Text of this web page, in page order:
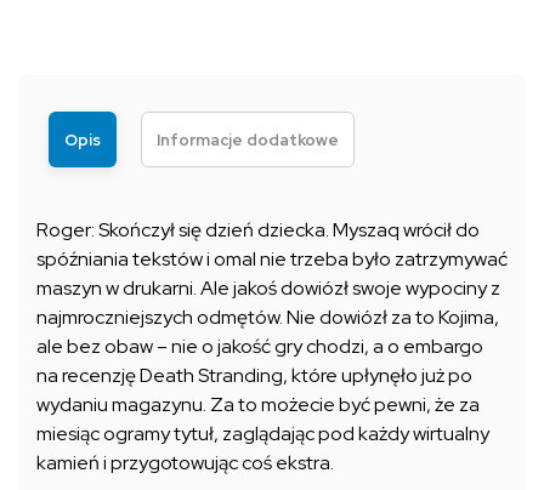
Opis Informacje dodatkowe
Roger: Skończył się dzień dziecka. Myszaq wrócił do
spóźniania tekstów i omal nie trzeba było zatrzymywać
maszyn w drukarni. Ale jakoś dowiózł swoje wypociny z
najmroczniejszych odmętów. Nie dowiózł za to Kojima,
ale bez obaw – nie o jakość gry chodzi, a o embargo
na recenzję Death Stranding, które upłynęło już po
wydaniu magazynu. Za to możecie być pewni, że za
miesiąc ogramy tytuł, zaglądając pod każdy wirtualny
kamień i przygotowując coś ekstra.